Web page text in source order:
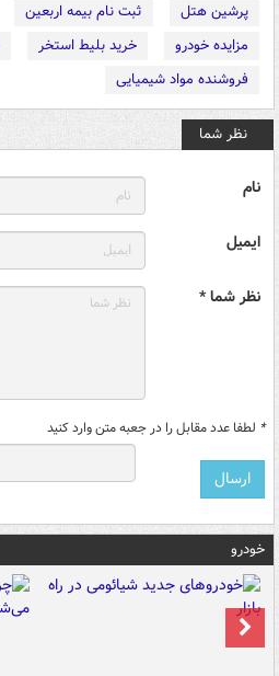
پرشین هتل
ثبت نام بیمه اربعین
مزایده خودرو
خرید بلیط استخر
فروشنده مواد شیمیایی
نظر شما
نام
ایمیل
نظر شما *
* لطفا عدد مقابل را در جعبه متن وارد کنید
خودرو